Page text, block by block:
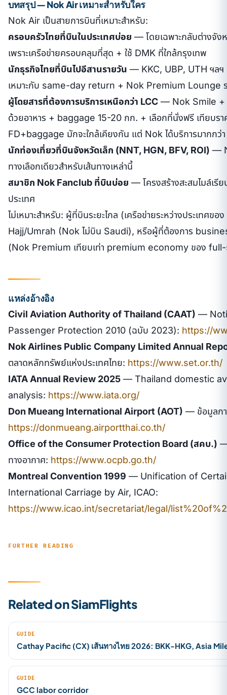
บทสรุป — Nok Air เหมาะสำหรับใคร
Nok Air เป็นสายการบินที่เหมาะสำหรับ:
ครอบครัวไทยที่บินในประเทศบ่อย — โดยเฉพาะกลับต่างจัง
เพราะเครือข่ายครอบคลุมที่สุด + ใช้ DMK ที่ใกล้กรุงเทพ
นักธุรกิจไทยที่บินไปอีสานรายวัน — KKC, UBP, UTH ฯล
เหมาะกับ same-day return + Nok Premium Lounge
ผู้โดยสารที่ต้องการบริการเหนือกว่า LCC — Nok Smile +
ด้วยอาหาร + baggage 15-20 กก. + เลือกที่นั่งฟรี เทียบร
FD+baggage มักจะใกล้เคียงกัน แต่ Nok ได้บริการมากกว่า
นักท่องเที่ยวที่บินจังหวัดเล็ก (NNT, HGN, BFV, ROI) —
ทางเลือกเดียวสำหรับเส้นทางเหล่านี้
สมาชิก Nok Fanclub ที่บินบ่อย — โครงสร้างสะสมไมล์เรีย
ประเทศ
ไม่เหมาะสำหรับ: ผู้ที่บินระยะไกล (เครือข่ายระหว่างประเทศ
Hajj/Umrah (Nok ไม่บิน Saudi), หรือผู้ที่ต้องการ
(Nok Premium เทียบเท่า premium economy ของ
แหล่งอ้างอิง
Civil Aviation Authority of Thailand (CAAT) —
Passenger Protection 2010 (ฉบับ 2023): https://
Nok Airlines Public Company Limited Annual
ตลาดหลักทรัพย์แห่งประเทศไทย: https://www.set.or.th/
IATA Annual Review 2025 — Thailand domestic
analysis: https://www.iata.org/
Don Mueang International Airport (AOT) — ข้อมูลกา
https://donmueang.airportthai.co.th/
Office of the Consumer Protection Board (สคบ.) —
ทางอากาศ: https://www.ocpb.go.th/
Montreal Convention 1999 — Unification of
International Carriage by Air, ICAO:
https://www.icao.int/secretariat/legal/
FURTHER READING
Related on SiamFlights
GUIDE
Cathay Pacific (CX) เส้นทางไทย 2026: BKK-HKG, Asia
GUIDE
GCC labor corridor